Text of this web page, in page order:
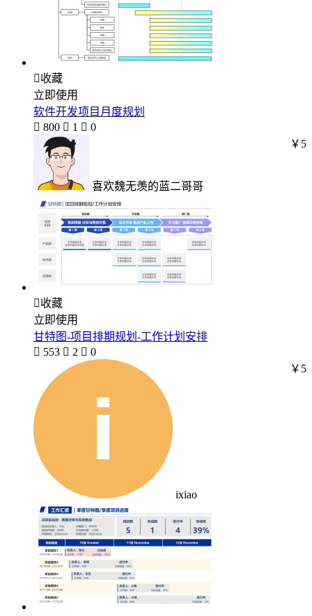
收藏
立即使用
软件开发项目月度规划
 800  1  0
喜欢魏无羡的蓝二哥哥
￥5
收藏
立即使用
甘特图-项目排期规划-工作计划安排
 553  2  0
ixiao
￥5